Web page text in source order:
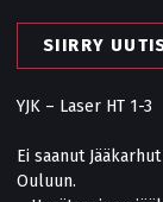
SIIRRY
YJK – Laser HT 1-3
Ei saanut
Ouluun.